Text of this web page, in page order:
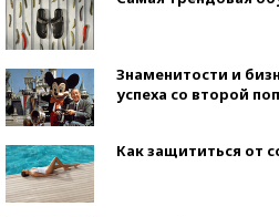
Знаменитости и
успеха со второй
Как защититься от